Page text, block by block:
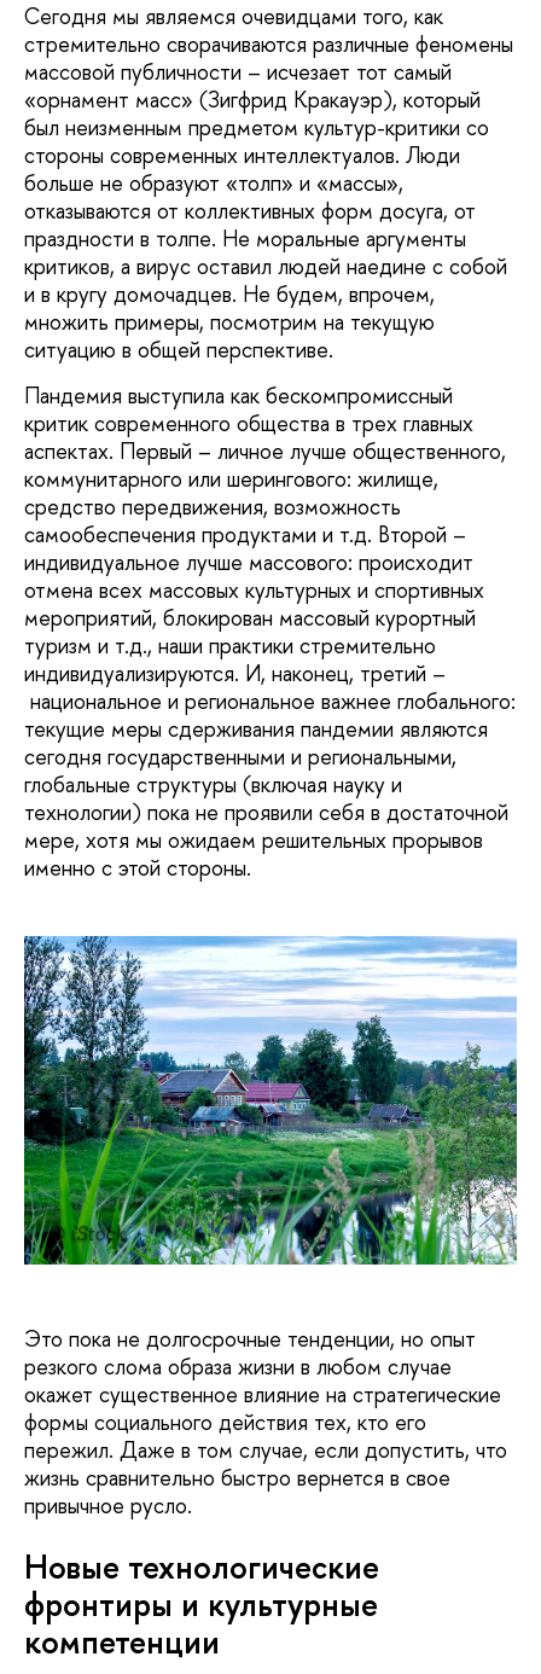
Сегодня мы являемся очевидцами того, как
стремительно сворачиваются различные феномены
массовой публичности – исчезает тот самый
«орнамент масс» (Зигфрид Кракауэр), который
был неизменным предметом культур-критики со
стороны современных интеллектуалов. Люди
больше не образуют «толп» и «массы»,
отказываются от коллективных форм досуга, от
праздности в толпе. Не моральные аргументы
критиков, а вирус оставил людей наедине с собой
и в кругу домочадцев. Не будем, впрочем,
множить примеры, посмотрим на текущую
ситуацию в общей перспективе.
Пандемия выступила как бескомпромиссный
критик современного общества в трех главных
аспектах. Первый – личное лучше общественного,
коммунитарного или шерингового: жилище,
средство передвижения, возможность
самообеспечения продуктами и т.д. Второй –
индивидуальное лучше массового: происходит
отмена всех массовых культурных и спортивных
мероприятий, блокирован массовый курортный
туризм и т.д., наши практики стремительно
индивидуализируются. И, наконец, третий –
национальное и региональное важнее глобального:
текущие меры сдерживания пандемии являются
сегодня государственными и региональными,
глобальные структуры (включая науку и
технологии) пока не проявили себя в достаточной
мере, хотя мы ожидаем решительных прорывов
именно с этой стороны.
© iStock
Это пока не долгосрочные тенденции, но опыт
резкого слома образа жизни в любом случае
окажет существенное влияние на стратегические
формы социального действия тех, кто его
пережил. Даже в том случае, если допустить, что
жизнь сравнительно быстро вернется в свое
привычное русло.
Новые технологические
фронтиры и культурные
компетенции